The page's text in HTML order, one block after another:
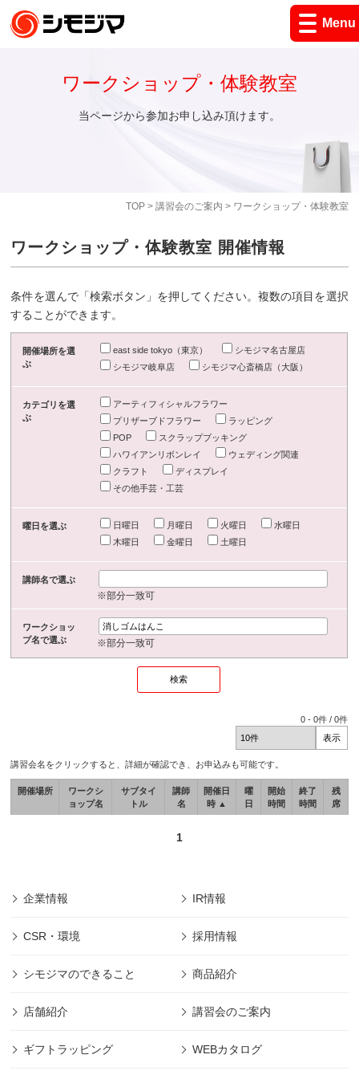
Menu
TOP> 講習会のご案内 > ワークショップ・体験教室
ワークショップ・体験教室
当ページから参加お申し込み頂けます。
ワークショップ・体験教室 開催情報
条件を選んで「検索ボタン」を押してください。複数の項目を選択
することができます。
開催場所を選
ぶ
east side tokyo（東京）
シモジマ名古屋店
シモジマ岐阜店
シモジマ心斎橋店（大阪）
カテゴリを選
ぶ
アーティフィシャルフラワー
プリザーブドフラワー
ラッピング
POP
スクラップブッキング
ハワイアンリボンレイ
ウェディング関連
クラフト
ディスプレイ
その他手芸・工芸
曜日を選ぶ 日曜日 月曜日 火曜日
水曜日
木曜日
金曜日 土曜日
講師名で選ぶ
※部分一致可
ワークショッ
プ名で選ぶ
※部分一致可
0 -0件 /0件
講習会名をクリックすると、詳細が確認でき、お申込みも可能です。
開催場所
ワークシ
ョップ名
サブタイ
トル
講師
名
開催日
時 ▲
曜
日
開始
時間
終了
時間
残
席
1
企業情報 IR情報
CSR・環境 採用情報
シモジマのできること 商品紹介
店舗紹介 講習会のご案内
ギフトラッピング WEBカタログ